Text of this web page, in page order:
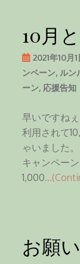
10月
2021年10月1
ンペーン, ルン
ーン, 応援告知
早いですね
利用されて
ゃいました
キャンペー
1,000
お願い